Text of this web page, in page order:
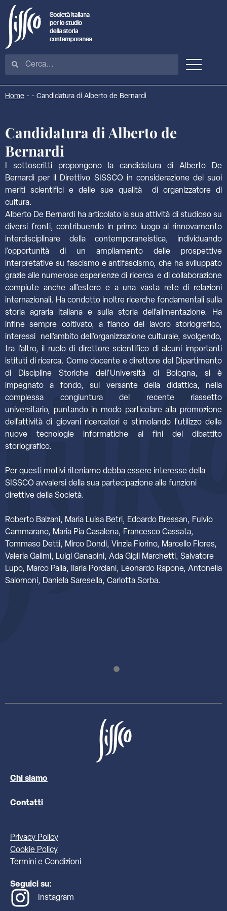
Home - - Candidatura di Alberto de Bernardi
Candidatura di Alberto de
Bernardi
I sottoscritti propongono la candidatura di Alberto De
Bernardi per il Direttivo SISSCO in considerazione dei suoi
meriti scientifici e delle sue qualità di organizzatore di
cultura.
Alberto De Bernardi ha articolato la sua attività di studioso su
diversi fronti, contribuendo in primo luogo al rinnovamento
interdisciplinare della contemporaneistica, individuando
l’opportunità di un ampliamento delle prospettive
interpretative su fascismo e antifascismo, che ha sviluppato
grazie alle numerose esperienze di ricerca e di collaborazione
compiute anche all’estero e a una vasta rete di relazioni
internazionali. Ha condotto inoltre ricerche fondamentali sulla
storia agraria italiana e sulla storia dell’alimentazione. Ha
infine sempre coltivato, a fianco del lavoro storiografico,
interessi nell’ambito dell’organizzazione culturale, svolgendo,
tra l’altro, il ruolo di direttore scientifico di alcuni importanti
istituti di ricerca. Come docente e direttore del Dipartimento
di Discipline Storiche dell’Università di Bologna, si è
impegnato a fondo, sul versante della didattica, nella
complessa congiuntura del recente riassetto
universitario, puntando in modo particolare alla promozione
dell’attività di giovani ricercatori e stimolando l’utilizzo delle
nuove tecnologie informatiche ai fini del dibattito
storiografico.
Per questi motivi riteniamo debba essere interesse della
SISSCO avvalersi della sua partecipazione alle funzioni
direttive della Società.
Roberto Balzani, Maria Luisa Betri, Edoardo Bressan, Fulvio
Cammarano, Maria Pia Casalena, Francesco Cassata,
Tommaso Detti, Mirco Dondi, Vinzia Fiorino, Marcello Flores,
Valeria Galimi, Luigi Ganapini, Ada Gigli Marchetti, Salvatore
Lupo, Marco Palla, Ilaria Porciani, Leonardo Rapone, Antonella
Salomoni, Daniela Saresella, Carlotta Sorba.
Chi siamo
Contatti
Privacy Policy
Cookie Policy
Termini e Condizioni
Seguici su:
Instagram